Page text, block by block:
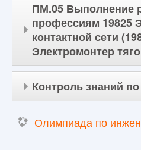
ПМ.05 Выполнение
профессиям 19825
контактной сети
Электромонтер
Контроль знаний
Олимпиада по